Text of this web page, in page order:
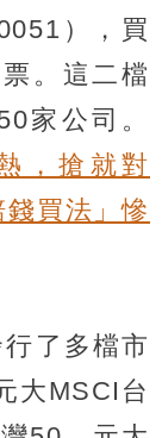
），買
。這二檔
家公司。
，搶就對
買法」慘
了多檔市
大MSCI台